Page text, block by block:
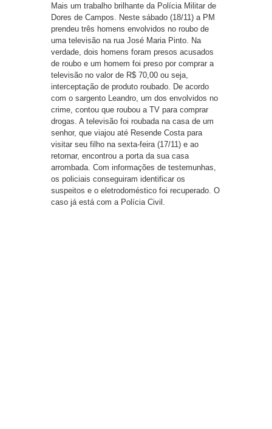
Mais um trabalho brilhante da Polícia Militar de
Dores de Campos. Neste sábado (18/11) a PM
prendeu três homens envolvidos no roubo de
uma televisão na rua José Maria Pinto. Na
verdade, dois homens foram presos acusados
de roubo e um homem foi preso por comprar a
televisão no valor de R$ 70,00 ou seja,
interceptação de produto roubado. De acordo
com o sargento Leandro, um dos envolvidos no
crime, contou que roubou a TV para comprar
drogas. A televisão foi roubada na casa de um
senhor, que viajou até Resende Costa para
visitar seu filho na sexta-feira (17/11) e ao
retornar, encontrou a porta da sua casa
arrombada. Com informações de testemunhas,
os policiais conseguiram identificar os
suspeitos e o eletrodoméstico foi recuperado. O
caso já está com a Polícia Civil.